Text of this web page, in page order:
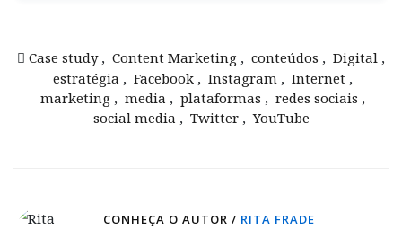
Case study , Content Marketing , conteúdos , Digital ,
estratégia , Facebook , Instagram , Internet ,
marketing , media , plataformas , redes sociais ,
social media , Twitter , YouTube
CONHEÇA O AUTOR / RITA FRADE